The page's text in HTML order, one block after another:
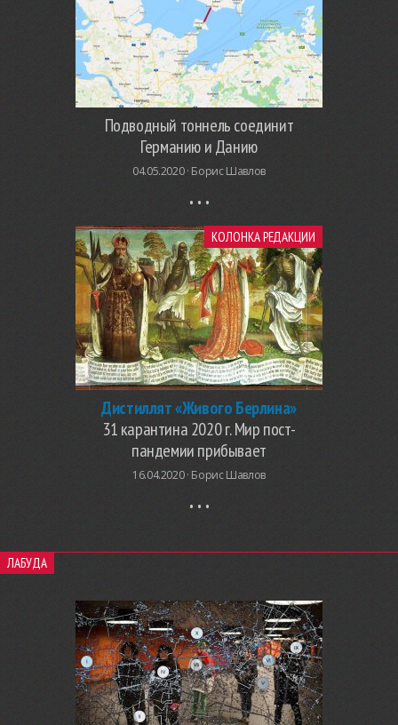
Подводный тоннель соединит
Германию и Данию
04.05.2020 · Борис Шавлов
КОЛОНКА РЕДАКЦИИ
Дистиллят «Живого Берлина»
31 карантина 2020 г. Мир пост-
пандемии прибывает
16.04.2020 · Борис Шавлов
ЛАБУДА